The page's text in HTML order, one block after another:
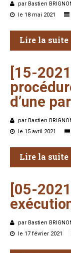
par Bastien
le 18 mai 2021
Lire la suite
[15-
d’une
par Bastien
le 15 avril 2021
Lire la suite
[05-
par Bastien
le 17 février 2021